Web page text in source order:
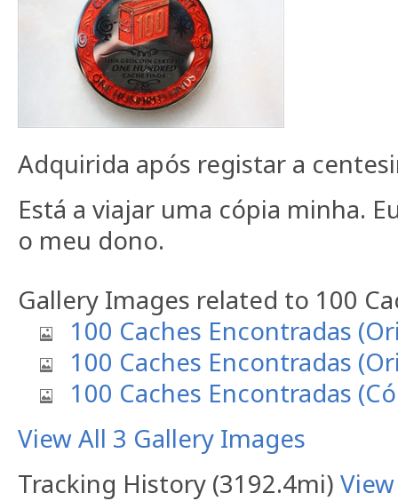
Adquirida após registar a
Está a viajar uma cópia minha.
o meu dono.
Gallery Images related to 100
100 Caches Encontradas
100 Caches Encontradas
100 Caches Encontradas
View All 3 Gallery Images
Tracking History (3192.4mi)